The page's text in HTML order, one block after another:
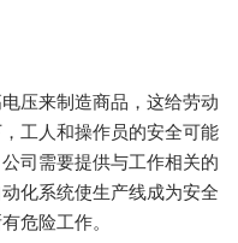
压来制造商品，这给劳动
工人和操作员的安全可能
司需要提供与工作相关的
化系统使生产线成为安全
危险工作。